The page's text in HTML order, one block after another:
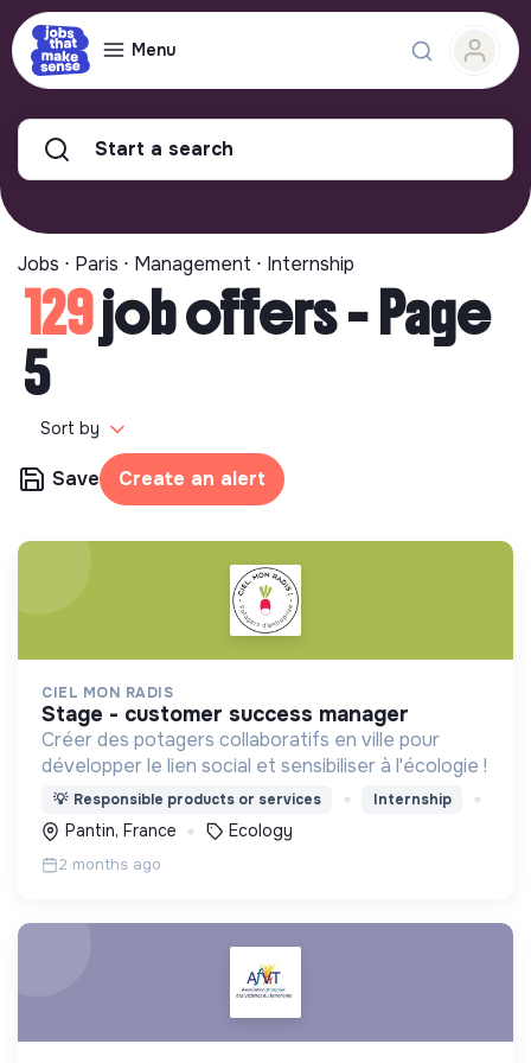
Menu
Start a search
Jobs ⋅ Paris ⋅ Management ⋅ Internship
129job offers - Page
5
Sort by
Save Create an alert
CIEL MON RADIS
stage - customer success manager
Créer des potagers collaboratifs en ville pour
développer le lien social et sensibiliser à l'écologie !
💡 Responsible products or services Internship
Pantin, France Ecology
2 months ago